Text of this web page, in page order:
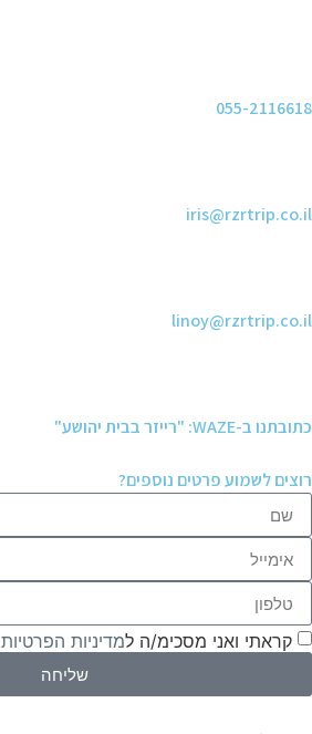
055-2116618
iris@rzrtrip.co.il
linoy@rzrtrip.co.il
כתובתנו ב-WAZE: "רייזר בבית יהושע"
רוצים לשמוע פרטים נוספים?
קראתי ואני מסכימ/ה למדיניות הפרטיות
שליחה